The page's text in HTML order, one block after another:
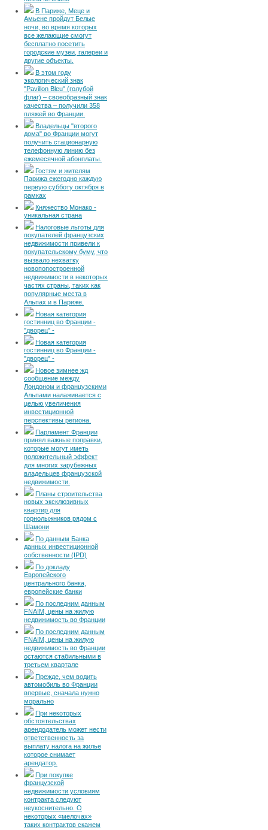
В Париже, Меце и
Амьене пройдут Белые
ночи, во время которых
все желающие смогут
бесплатно посетить
городские музеи, галереи и
другие объекты.
В этом году
экологический знак
"Pavillon Bleu" (голубой
флаг) – своеобразный знак
качества – получили 358
пляжей во Франции.
Владельцы "второго
дома" во Франции могут
получить стационарную
телефонную линию без
ежемесячной абонплаты.
Гостям и жителям
Парижа ежегодно каждую
первую субботу октября в
рамках
Княжество Монако -
уникальная страна
Налоговые льготы для
покупателей французских
недвижимости привели к
покупательскому буму, что
вызвало нехватку
новопопостроенной
недвижимости в некоторых
частях страны, таких как
популярные места в
Альпах и в Париже.
Новая категория
гостинниц во Франции -
"дворец" -
Новая категория
гостинниц во Франции -
"дворец" -
Новое зимнее жд
сообщение между
Лондоном и французскими
Альпами налаживается с
целью увеличения
инвестиционной
перспективы региона.
Парламент Франции
принял важные поправки,
которые могут иметь
положительный эффект
для многих зарубежных
владельцев французской
недвижимости.
Планы строительства
новых эксклюзивных
квартир для
горнолыжников рядом с
Шамони
По данным Банка
данных инвестиционной
собственности (IPD)
По докладу
Европейского
центрального банка,
европейские банки
По последним данным
FNAIM, цены на жилую
недвижимость во Франции
По последним данным
FNAIM, цены на жилую
недвижимость во Франции
остаются стабильными в
третьем квартале
Прежде, чем водить
автомобиль во Франции
впервые, сначала нужно
морально
При некоторых
обстоятельствах
арендодатель может нести
ответственность за
выплату налога на жилье
которое снимает
арендатор.
При покупке
французской
недвижимости условиям
контракта следуют
неукоснительно. О
некоторых «мелочах»
таких контрактов скажем